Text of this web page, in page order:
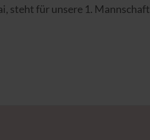
steht für unsere 1.